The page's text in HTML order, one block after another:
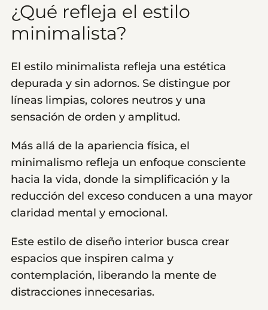
¿Qué refleja el estilo
minimalista?
El estilo minimalista refleja una estética
depurada y sin adornos. Se distingue por
líneas limpias, colores neutros y una
sensación de orden y amplitud.
Más allá de la apariencia física, el
minimalismo refleja un enfoque consciente
hacia la vida, donde la simplificación y la
reducción del exceso conducen a una mayor
claridad mental y emocional.
Este estilo de diseño interior busca crear
espacios que inspiren calma y
contemplación, liberando la mente de
distracciones innecesarias.